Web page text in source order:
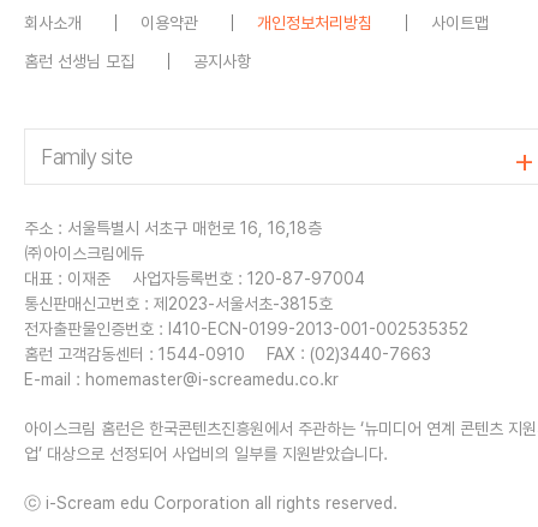
회사소개 이용약관 개인정보처리방침
사이트맵
홈런 선생님 모집
공지사항
주소 : 서울특별시 서초구 매헌로 16, 16,18층
㈜아이스크림에듀
대표 : 이재준
사업자등록번호 : 120-87-97004
통신판매신고번호 : 제2023-서울서초-3815호
전자출판물인증번호 : I410-ECN-0199-2013-001-002535352
홈런 고객감동센터 : 1544-0910
FAX : (02)3440-7663
E-mail : homemaster@i-screamedu.co.kr
아이스크림 홈런은 한국콘텐츠진흥원에서 주관하는 ‘뉴미디어 연계 콘텐츠 지
업’ 대상으로 선정되어 사업비의 일부를 지원받았습니다.
ⓒ i-Scream edu Corporation all rights reserved.